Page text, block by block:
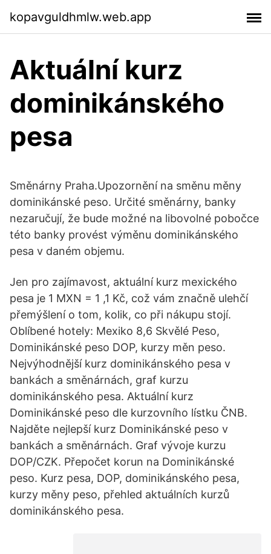
kopavguldhmlw.web.app
Aktuální kurz
dominikánského
pesa
Směnárny Praha.Upozornění na směnu měny
dominikánské peso. Určité směnárny, banky
nezaručují, že bude možné na libovolné pobočce
této banky provést výměnu dominikánského
pesa v daném objemu.
Jen pro zajímavost, aktuální kurz mexického
pesa je 1 MXN = 1 ,1 Kč, což vám značně ulehčí
přemýšlení o tom, kolik, co při nákupu stojí.
Oblíbené hotely: Mexiko 8,6 Skvělé Peso,
Dominikánské peso DOP, kurzy měn peso.
Nejvýhodnější kurz dominikánského pesa v
bankách a směnárnách, graf kurzu
dominikánského pesa. Aktuální kurz
Dominikánské peso dle kurzovního lístku ČNB.
Najděte nejlepší kurz Dominikánské peso v
bankách a směnárnách. Graf vývoje kurzu
DOP/CZK. Přepočet korun na Dominikánské
peso. Kurz pesa, DOP, dominikánského pesa,
kurzy měny peso, přehled aktuálních kurzů
dominikánského pesa.